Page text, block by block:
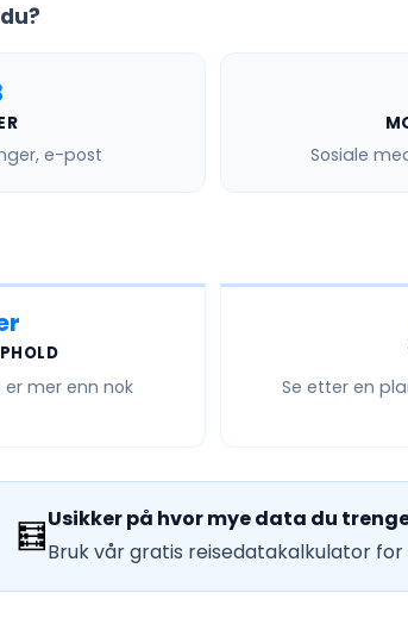
e-post Sosiale
er mer enn nok Se etter en
🧮Usikker på hvor mye data du
Bruk vår gratis reisedatakalkulator